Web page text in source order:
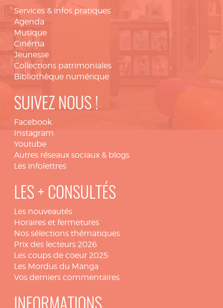
Services & infos pratiques
Agenda
Musique
Cinéma
Jeunesse
Collections patrimoniales
Bibliothèque numérique
SUIVEZ NOUS !
Facebook
Instagram
Youtube
Autres réseaux sociaux & blogs
Les infolettres
LES + CONSULTÉS
Les nouveautés
Horaires et fermetures
Nos sélections thématiques
Prix des lecteurs 2026
Les coups de coeur 2025
Les Mordus du Manga
Vos derniers commentaires